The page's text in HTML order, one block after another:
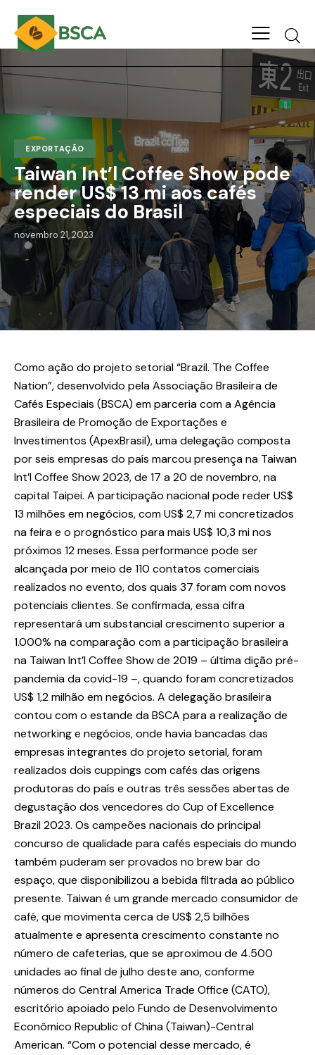
EXPORTAÇÃO
Taiwan Int’l Coffee Show pode
render US$ 13 mi aos cafés
especiais do Brasil
novembro 21, 2023
Como ação do projeto setorial “Brazil. The Coffee
Nation”, desenvolvido pela Associação Brasileira de
Cafés Especiais (BSCA) em parceria com a Agência
Brasileira de Promoção de Exportações e
Investimentos (ApexBrasil), uma delegação composta
por seis empresas do país marcou presença na Taiwan
Int’l Coffee Show 2023, de 17 a 20 de novembro, na
capital Taipei. A participação nacional pode reder US$
13 milhões em negócios, com US$ 2,7 mi concretizados
na feira e o prognóstico para mais US$ 10,3 mi nos
próximos 12 meses. Essa performance pode ser
alcançada por meio de 110 contatos comerciais
realizados no evento, dos quais 37 foram com novos
potenciais clientes. Se confirmada, essa cifra
representará um substancial crescimento superior a
1.000% na comparação com a participação brasileira
na Taiwan Int’l Coffee Show de 2019 – última dição pré-
pandemia da covid-19 –, quando foram concretizados
US$ 1,2 milhão em negócios. A delegação brasileira
contou com o estande da BSCA para a realização de
networking e negócios, onde havia bancadas das
empresas integrantes do projeto setorial, foram
realizados dois cuppings com cafés das origens
produtoras do país e outras três sessões abertas de
degustação dos vencedores do Cup of Excellence
Brazil 2023. Os campeões nacionais do principal
concurso de qualidade para cafés especiais do mundo
também puderam ser provados no brew bar do
espaço, que disponibilizou a bebida filtrada ao público
presente. Taiwan é um grande mercado consumidor de
café, que movimenta cerca de US$ 2,5 bilhões
atualmente e apresenta crescimento constante no
número de cafeterias, que se aproximou de 4.500
unidades ao final de julho deste ano, conforme
números do Central America Trade Office (CATO),
escritório apoiado pelo Fundo de Desenvolvimento
Econômico Republic of China (Taiwan)-Central
American. “Com o potencial desse mercado, é